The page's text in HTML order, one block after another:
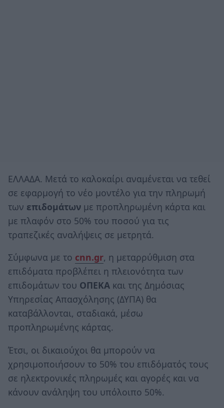
ΕΛΛΑΔΑ. Μετά το καλοκαίρι αναμένεται να τεθεί
σε εφαρμογή το νέο μοντέλο για την πληρωμή
των επιδομάτων με προπληρωμένη κάρτα και
με πλαφόν στο 50% του ποσού για τις
τραπεζικές αναλήψεις σε μετρητά.
Σύμφωνα με το cnn.gr, η μεταρρύθμιση στα
επιδόματα προβλέπει η πλειονότητα των
επιδομάτων του ΟΠΕΚΑ και της Δημόσιας
Υπηρεσίας Απασχόλησης (ΔΥΠΑ) θα
καταβάλλονται, σταδιακά, μέσω
προπληρωμένης κάρτας.
Έτσι, οι δικαιούχοι θα μπορούν να
χρησιμοποιήσουν το 50% του επιδόματός τους
σε ηλεκτρονικές πληρωμές και αγορές και να
κάνουν ανάληψη του υπόλοιπο 50%.